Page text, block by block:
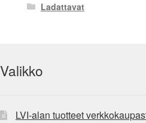
Ladattavat
Valikko
LVI-alan tuotteet